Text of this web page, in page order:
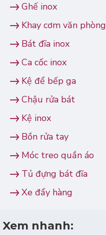
Ghế inox
Khay cơm văn phòng
Bát đĩa inox
Ca cốc inox
Kệ để bếp ga
Chậu rửa bát
Kệ inox
Bồn rửa tay
Móc treo quần áo
Tủ đựng bát đĩa
Xe đẩy hàng
Xem nhanh: